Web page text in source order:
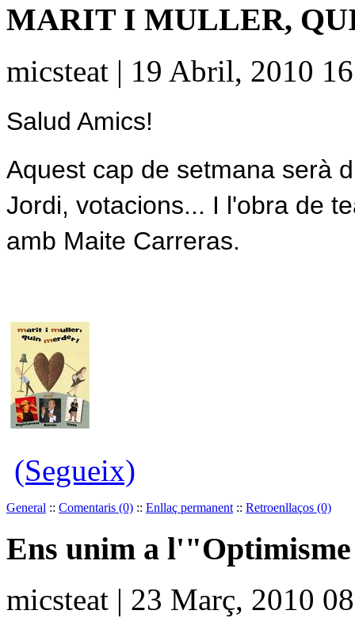
MARIT I MULLER,
micsteat | 19 Abril, 2010
Salud Amics!
Aquest cap de setmana serà
Jordi, votacions... I l'obra de
amb Maite Carreras.
(Segueix)
General :: Comentaris (0) :: Enllaç permanent :: Retroenllaços (0)
Ens unim a
micsteat | 23 Març, 2010